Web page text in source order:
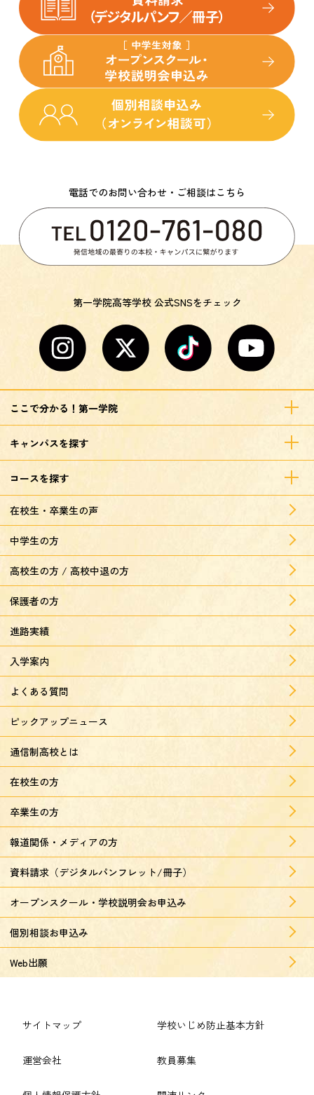
電話でのお問い合わせ・ご相談はこちら
第一学院高等学校 公式SNSをチェック
ここで分かる！第一学院
キャンパスを探す
コースを探す
在校生・卒業生の声
中学生の方
高校生の方 / 高校中退の方
保護者の方
進路実績
入学案内
よくある質問
ピックアップニュース
通信制高校とは
在校生の方
卒業生の方
報道関係・メディアの方
資料請求（デジタルパンフレット/冊子）
オープンスクール・学校説明会お申込み
個別相談お申込み
Web出願
サイトマップ
運営会社
学校いじめ防止基本方針
教員募集